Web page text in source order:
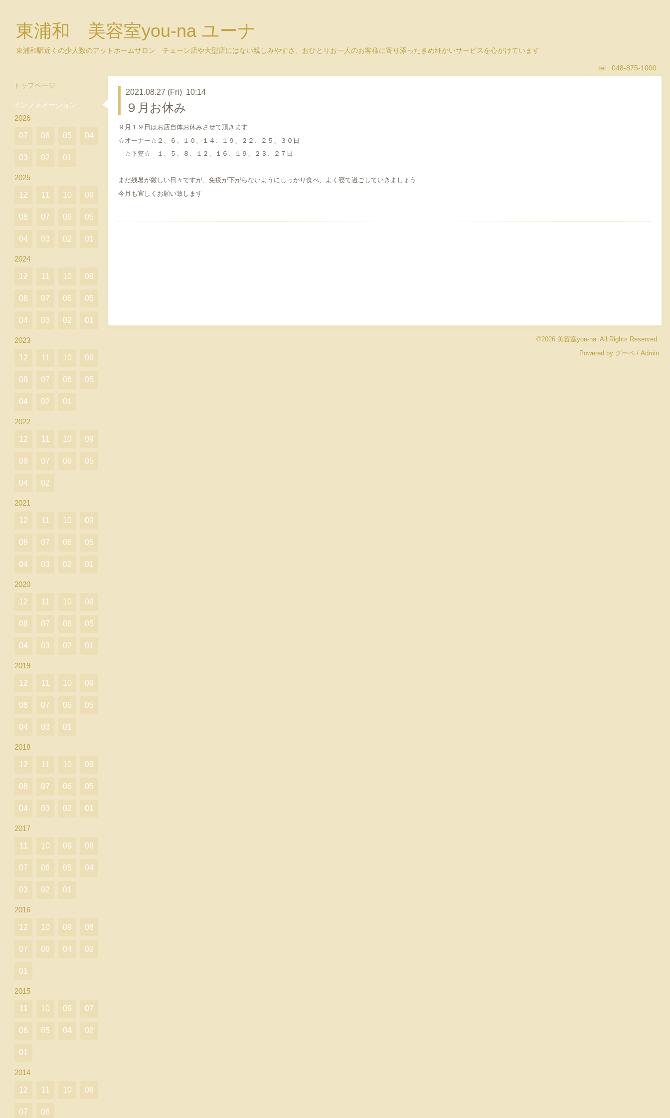
東浦和 美容室you-na ユーナ
東浦和駅近くの少人数のアットホームサロン チェーン店や大型店にはない親しみやすさ、おひとりお一人のお客様に寄り添ったきめ細かいサービスを心がけています
tel : 048-875-1000
2021.08.27 (Fri) 10:14
９月お休み
９月１９日はお店自体お休みさせて頂きます
☆オーナー☆２、６、１０、１４、１９、２２、２５、３０日
☆下笠☆ １、５、８、１２、１６、１９、２３、２７日
まだ残暑が厳しい日々ですが、免疫が下がらないようにしっかり食べ、よく寝て過ごしていきましょう
今月も宜しくお願い致します
©2026 美容室you-na. All Rights Reserved.
Powered by グーペ / Admin
トップページ
インフォメーション
2026
07 06 05 04
03 02 01
2025
12 11 10 09
08 07 06 05
04 03 02 01
2024
12 11 10 09
08 07 06 05
04 03 02 01
2023
12 11 10 09
08 07 06 05
04 02 01
2022
12 11 10 09
08 07 06 05
04 02
2021
12 11 10 09
08 07 06 05
04 03 02 01
2020
12 11 10 09
08 07 06 05
04 03 02 01
2019
12 11 10 09
08 07 06 05
04 03 01
2018
12 11 10 09
08 07 06 05
04 03 02 01
2017
11 10 09 08
07 06 05 04
03 02 01
2016
12 10 09 08
07 06 04 02
01
2015
11 10 09 07
06 05 04 02
01
2014
12 11 10 08
07 06